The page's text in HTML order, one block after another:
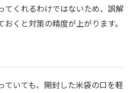
てくれるわけではないため、誤解
くと対策の精度が上がります。
ていても、開封した米袋の口を軽